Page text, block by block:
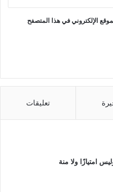
الإلكتروني في هذا المتصفح
تعليقات
امتيازًا ولا منة